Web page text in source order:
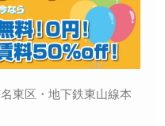
東区・地下鉄東山線本